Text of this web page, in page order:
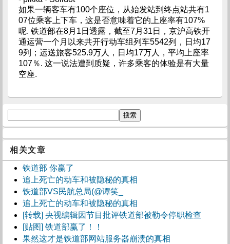
如果一辆客车有100个座位，从始发站到终点站共有1
07位乘客上下车，这是否意味着它的上座率有107%
呢. 铁道部在8月1日透露，截至7月31日，京沪高铁开
通运营一个月以来共开行动车组列车5542列，日均17
9列；运送旅客525.9万人，日均17万人，平均上座率
107％. 这一说法遭到质疑，许多乘客的体验是有大量
空座.
相关文章
铁道部 你赢了
追上死亡的动车和被隐秘的真相
铁道部VS民航总局(@谭笑_
追上死亡的动车和被隐秘的真相
[转载] 央视编辑因节目批评铁道部被勒令停职检查
[贴图] 铁道部赢了！！
果然这才是铁道部网站服务器崩溃的真相